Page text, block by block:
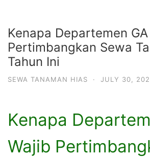
Kenapa Departemen
Pertimbangkan Sewa
Tahun Ini
SEWA TANAMAN HIAS · JULY 30,
Kenapa
Wajib